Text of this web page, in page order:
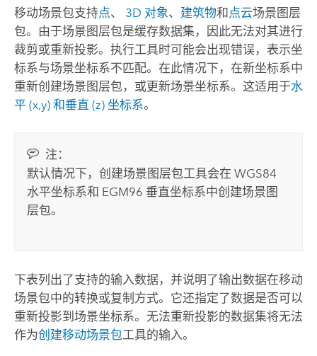
移动场景包支持点、 3D 对象、 建筑物和点云场景图层
包。由于场景图层包是缓存数据集，因此无法对其进行
裁剪或重新投影。执行工具时可能会出现错误，表示坐
标系与场景坐标系不匹配。在此情况下，在新坐标系中
重新创建场景图层包，或更新场景坐标系。这适用于水
平 (x,y) 和垂直 (z) 坐标系。
注：
默认情况下，创建场景图层包工具会在 WGS84
水平坐标系和 EGM96 垂直坐标系中创建场景图
层包。
下表列出了支持的输入数据，并说明了输出数据在移动
场景包中的转换或复制方式。它还指定了数据是否可以
重新投影到场景坐标系。无法重新投影的数据集将无法
作为创建移动场景包工具的输入。